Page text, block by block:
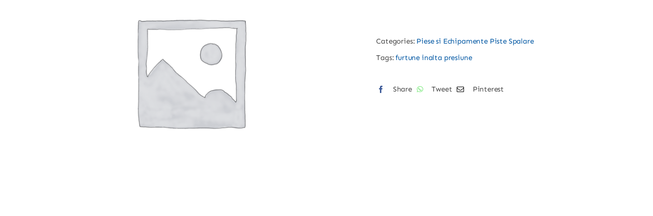
Categories: Piese si Echipamente Piste Spalare
Tags:furtune inalta presiune
Share Tweet Pinterest